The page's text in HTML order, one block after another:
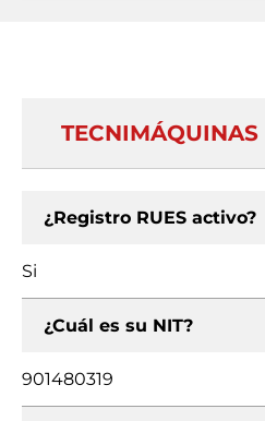
¿Registro RUES activo?
Si
¿Cuál es su NIT?
901480319